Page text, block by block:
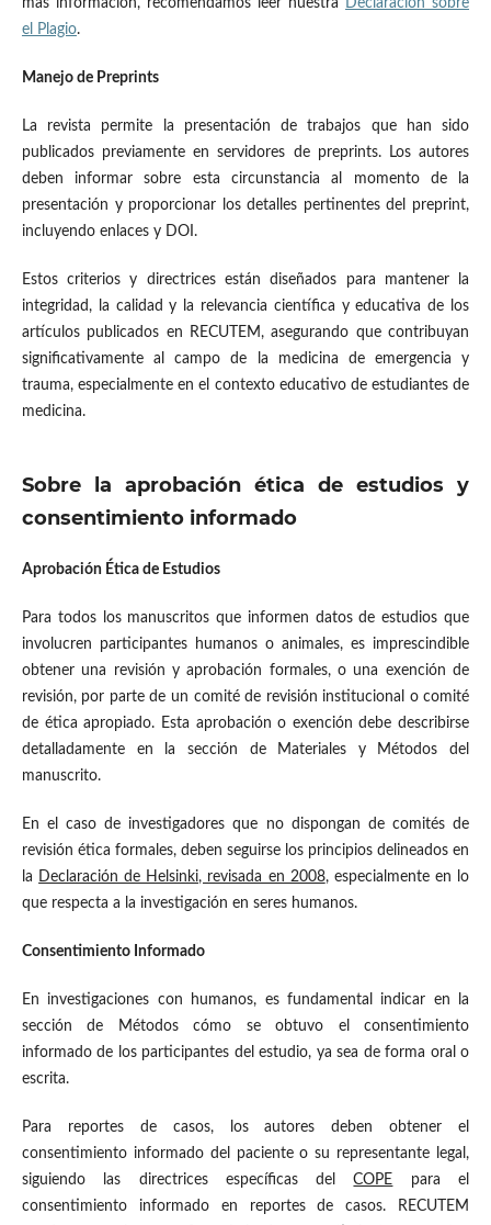
más información, recomendamos leer nuestra
Declaración sobre
el Plagio.
Manejo de Preprints
La revista permite la presentación de trabajos que han sido
publicados previamente en servidores de preprints. Los autores
deben informar sobre esta circunstancia al momento de la
presentación y proporcionar los detalles pertinentes del preprint,
incluyendo enlaces y DOI.
Estos criterios y directrices están diseñados para mantener la
integridad, la calidad y la relevancia científica y educativa de los
artículos publicados en RECUTEM, asegurando que contribuyan
significativamente al campo de la medicina de emergencia y
trauma, especialmente en el contexto educativo de estudiantes de
medicina.
Sobre la aprobación ética de estudios y
consentimiento informado
Aprobación Ética de Estudios
Para todos los manuscritos que informen datos de estudios que
involucren participantes humanos o animales, es imprescindible
obtener una revisión y aprobación formales, o una exención de
revisión, por parte de un comité de revisión institucional o comité
de ética apropiado. Esta aprobación o exención debe describirse
detalladamente en la sección de Materiales y Métodos del
manuscrito.
En el caso de investigadores que no dispongan de comités de
revisión ética formales, deben seguirse los principios delineados en
la Declaración de Helsinki, revisada en 2008, especialmente en lo
que respecta a la investigación en seres humanos.
Consentimiento Informado
En investigaciones con humanos, es fundamental indicar en la
sección de Métodos cómo se obtuvo el consentimiento
informado de los participantes del estudio, ya sea de forma oral o
escrita.
Para reportes de casos, los autores deben obtener el
consentimiento informado del paciente o su representante legal,
siguiendo las directrices específicas delCOPE para el
consentimiento informado en reportes de casos. RECUTEM